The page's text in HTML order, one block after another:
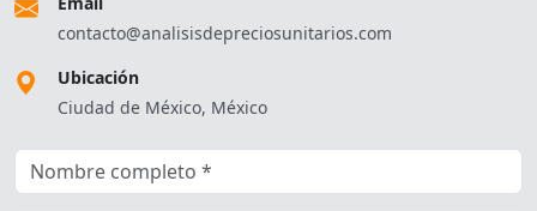
contacto@analisisdepreciosunitarios.com
Ubicación
Ciudad de México, México